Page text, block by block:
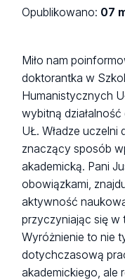
Opublikowano: 07
Miło nam
doktorantka w
Humanistycznych
wybitną
UŁ. Władze uczelni
znaczący sposób
akademicką. Pani
obowiązkami,
aktywność
przyczyniając się w
Wyróżnienie to nie
dotychczasową
akademickiego, ale